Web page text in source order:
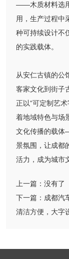
——木质材料选
用，生产过程中
种可持续设计不
的实践载体。
从安仁古镇的公
客家文化到街子
正以“可定制艺
着地域特色与场
文化传播的载体
景氛围，让成都
活力，成为城市
上一篇： 没有了
下一篇： 成都汽
清洁方便，大字